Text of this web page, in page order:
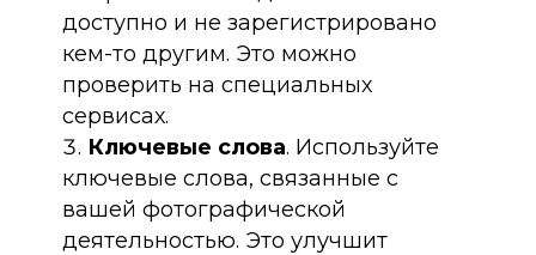
доступно и не зарегистрировано
кем-то другим. Это можно
проверить на специальных
сервисах.
Ключевые слова. Используйте
ключевые слова, связанные с
вашей фотографической
деятельностью. Это улучшит